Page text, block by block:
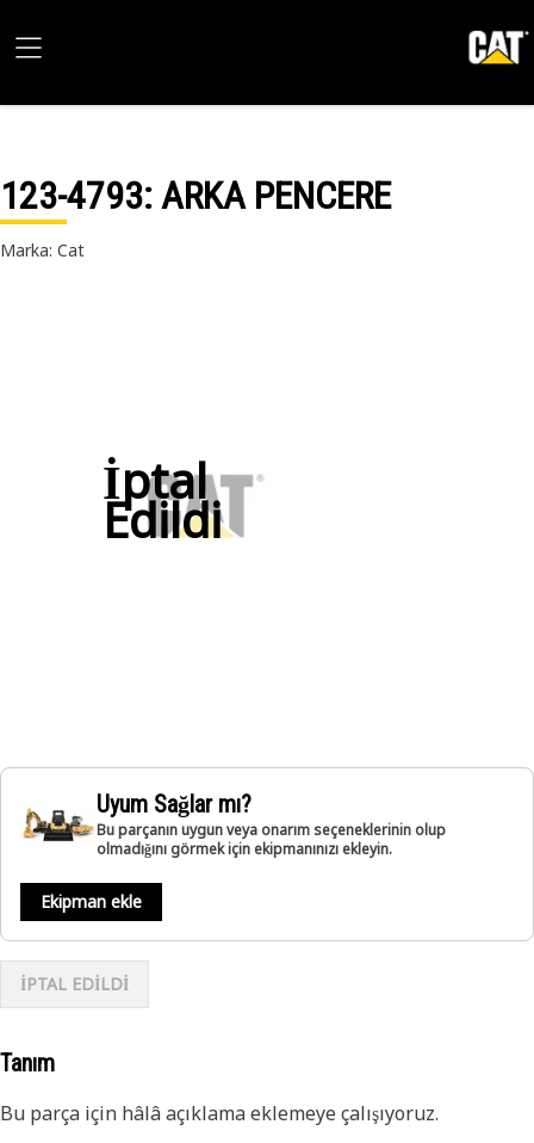
123-4793: ARKA PENCERE
Marka: Cat
İptal
Edildi
Uyum Sağlar mı?
Bu parçanın uygun veya onarım seçeneklerinin olup
olmadığını görmek için ekipmanınızı ekleyin.
Ekipman ekle
İPTAL EDİLDİ
Tanım
Bu parça için hâlâ açıklama eklemeye çalışıyoruz.